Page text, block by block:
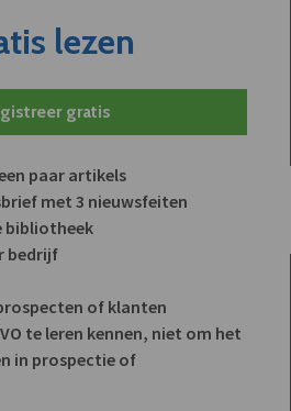
lezen
gratis
paar artikels
met 3 nieuwsfeiten
bibliotheek
bedrijf
of klanten
te leren kennen, niet om het
in prospectie of